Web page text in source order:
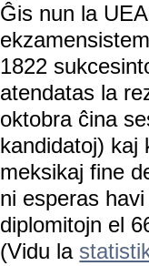
Ĝis nun la
1822
atendatas la
oktobra ĉina
kandidatoj) kaj
meksikaj fine
ni esperas
diplomitojn el
(Vidu la